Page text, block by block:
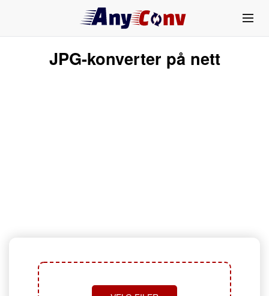
JPG-konverter på nett